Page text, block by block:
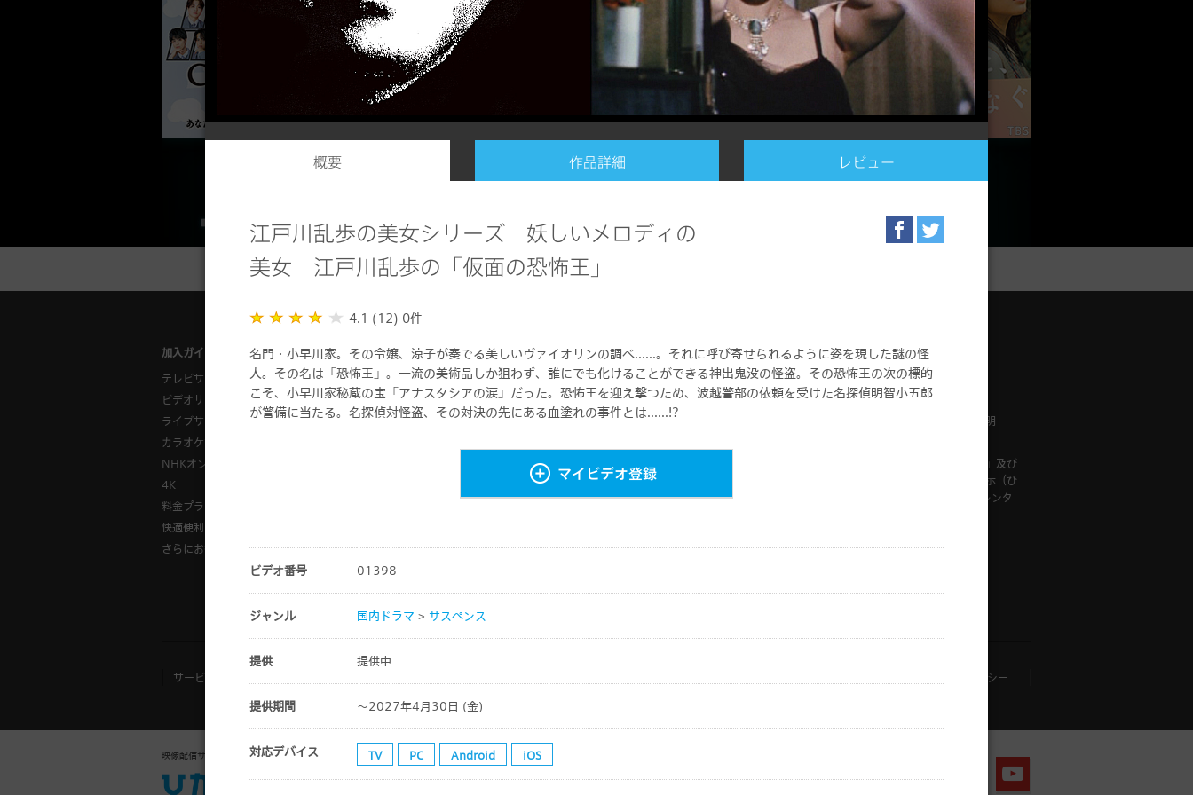
概要 作品詳細 レビュー
江戸川乱歩の美女シリーズ 妖しいメロディの
美女 江戸川乱歩の「仮面の恐怖王」
4.1 (12) 0件
名門・小早川家。その令嬢、涼子が奏でる美しいヴァイオリンの調べ......。それに呼び寄せられるように姿を現した謎の怪
人。その名は「恐怖王」。一流の美術品しか狙わず、誰にでも化けることができる神出鬼没の怪盗。その恐怖王の次の標的
こそ、小早川家秘蔵の宝「アナスタシアの涙」だった。恐怖王を迎え撃つため、波越警部の依頼を受けた名探偵明智小五郎
が警備に当たる。名探偵対怪盗、その対決の先にある血塗れの事件とは......!?
マイビデオ登録
ビデオ番号 01398
ジャンル 国内ドラマ > サスペンス
提供 提供中
提供期間 ～2027年4月30日 (金)
対応デバイス TV PC Android iOS
加入ガイド
テレビサービス
ビデオサービス
ライブサービス
カラオケサービス
NHKオンデマンド
4K
料金プラントップ
快適便利に
さらにお得
ご利用ガイド
対応チューナー
様々な視聴方法
ひかりＴＶのアプリ
コンテンツ
テレビ
ビデオ
ライブ
DAZN（ダゾーン）見るならひか
りＴＶ
特集
マイページ
テレビ・ビデオマイページ
MyひかりＴＶ
チャンネルプラン」「基本プラ
サポート
サポートトップ
メンテナンス・故障情報
「ひかりＴＶ」重要事項説明
「特定商取引に関する法律」及び
「古物営業法」に基づく表示（ひ
かりＴＶ対応録画用HDD レンタ
サービスご利用規約 アプリケーション・プライバシーポリシー
映像配信サービス 法人向け「ひかりＴＶ for Business」 ドコモの新しい映像サービス